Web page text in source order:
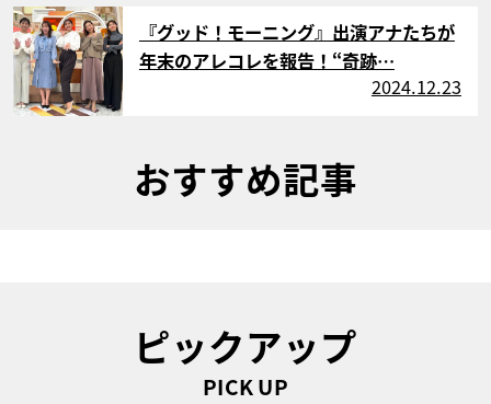
サムネイル
『グッド！モーニング』出演アナたちが
年末のアレコレを報告！“奇跡…
2024.12.23
おすすめ記事
ピックアップ
PICK UP